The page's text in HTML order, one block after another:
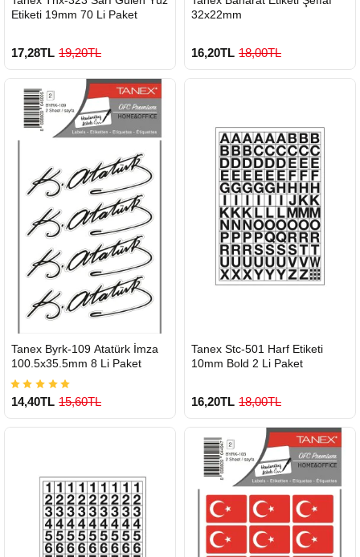
Etiketi 19mm 70 Li Paket
17,28TL 19,20TL
32x22mm
16,20TL 18,00TL
GÖNDERİ
Tanex Byrk-109 Atatürk İmza
100.5x35.5mm 8 Li Paket
14,40TL 15,60TL
GÖNDERİ
Tanex Stc-501 Harf Etiketi
10mm Bold 2 Li Paket
16,20TL 18,00TL